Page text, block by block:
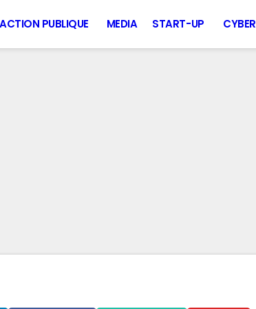
ACTION PUBLIQUE MEDIA START-UP